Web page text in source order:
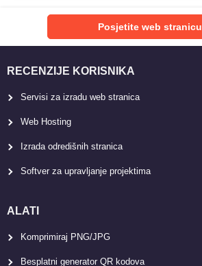
Posjetite web stranicu
RECENZIJE KORISNIKA
Servisi za izradu web stranica
Web Hosting
Izrada odredišnih stranica
Softver za upravljanje projektima
ALATI
Komprimiraj PNG/JPG
Besplatni generator QR kodova